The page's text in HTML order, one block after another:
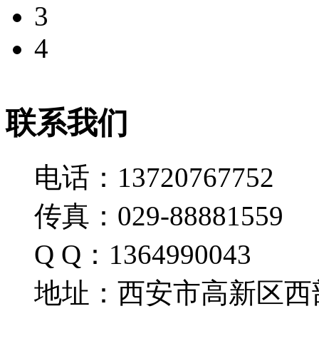
3
4
联系我们
电话：13720767752
传真：029-88881559
Q Q：1364990043
地址：西安市高新区西